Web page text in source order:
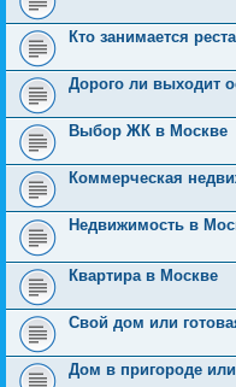
Кто занимается
Дорого ли выходит
Выбор ЖК в Москве
Коммерческая
Недвижимость в
Квартира в Москве
Свой дом или
Дом в пригороде